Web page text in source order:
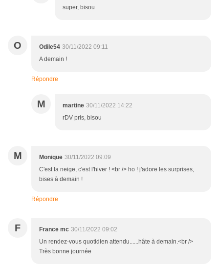
super, bisou
O Odile54 30/11/2022 09:11
A demain !
Répondre
M martine 30/11/2022 14:22
rDV pris, bisou
M Monique 30/11/2022 09:09
C'est la neige, c'est l'hiver ! <br /> ho ! j'adore les surprises,
bises à demain !
Répondre
F France mc 30/11/2022 09:02
Un rendez-vous quotidien attendu......hâte à demain.<br />
Très bonne journée